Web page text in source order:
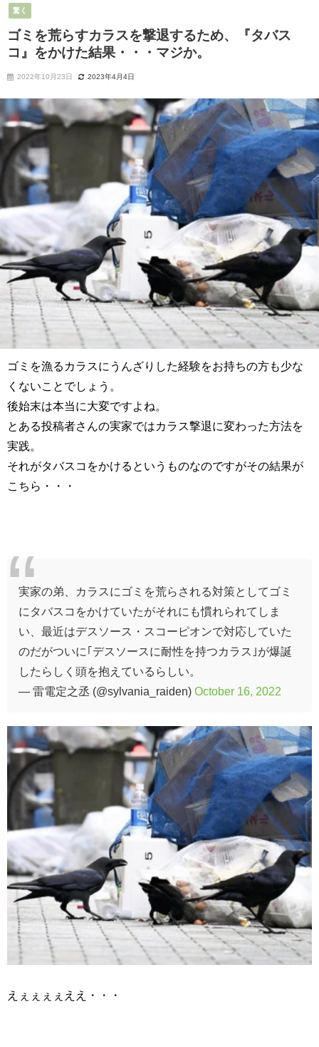
驚く
ゴミを荒らすカラスを撃退するため、『タバス
コ』をかけた結果・・・マジか。
2022年10月23日 2023年4月4日
ゴミを漁るカラスにうんざりした経験をお持ちの方も少な
くないことでしょう。
後始末は本当に大変ですよね。
とある投稿者さんの実家ではカラス撃退に変わった方法を
実践。
それがタバスコをかけるというものなのですがその結果が
こちら・・・
実家の弟、カラスにゴミを荒らされる対策としてゴミ
にタバスコをかけていたがそれにも慣れられてしま
い、最近はデスソース・スコーピオンで対応していた
のだがついに｢デスソースに耐性を持つカラス｣が爆誕
したらしく頭を抱えているらしい。
— 雷電定之丞 (@sylvania_raiden) October 16, 2022
えぇぇぇぇええ・・・